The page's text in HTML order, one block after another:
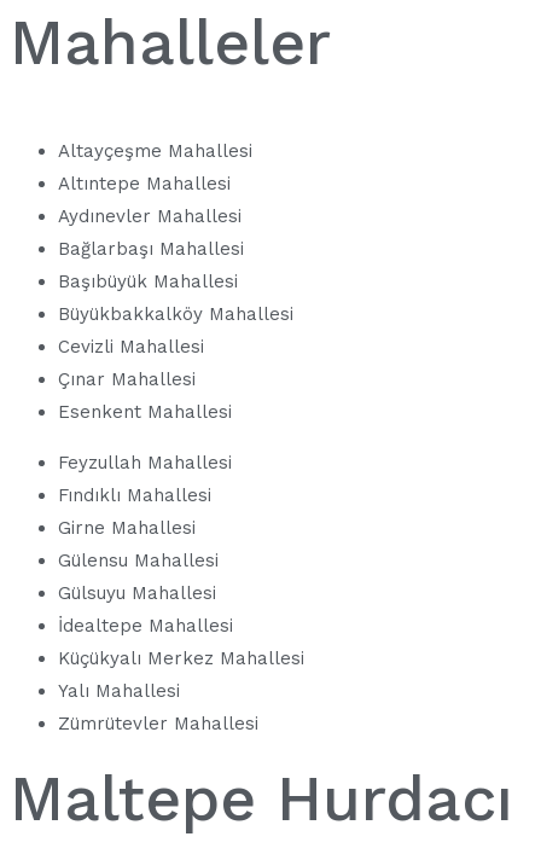
Mahalleler
Altayçeşme Mahallesi
Altıntepe Mahallesi
Aydınevler Mahallesi
Bağlarbaşı Mahallesi
Başıbüyük Mahallesi
Büyükbakkalköy Mahallesi
Cevizli Mahallesi
Çınar Mahallesi
Esenkent Mahallesi
Feyzullah Mahallesi
Fındıklı Mahallesi
Girne Mahallesi
Gülensu Mahallesi
Gülsuyu Mahallesi
İdealtepe Mahallesi
Küçükyalı Merkez Mahallesi
Yalı Mahallesi
Zümrütevler Mahallesi
Maltepe Hurdacı